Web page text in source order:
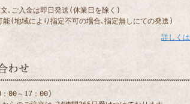
､ご入金は即日発送(休業日を除く)
(地域により指定不可の場合､指定無しにての発送)
詳しく
00～17：00)